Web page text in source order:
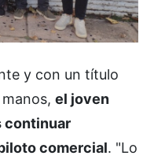
y con un título
el joven
continuar
comercial. "Lo